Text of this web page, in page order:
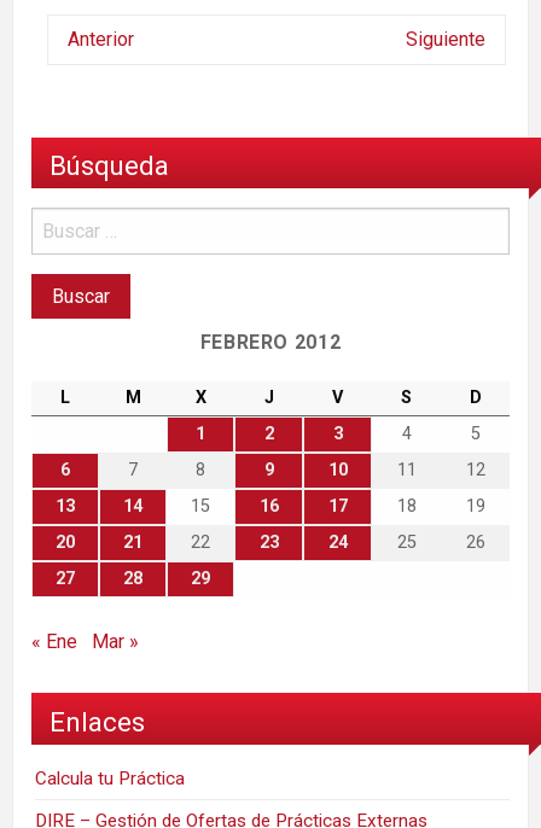
Anterior Siguiente
Búsqueda
FEBRERO 2012
L M X J V S
D
1
2 3 4
5
6
7 8 9 10 11
12
13
14 15 16 17 18
19
20
21 22 23 24 25
26
27
28 29
« Ene Mar »
Enlaces
Calcula tu Práctica
DIRE – Gestión de Ofertas de Prácticas Externas